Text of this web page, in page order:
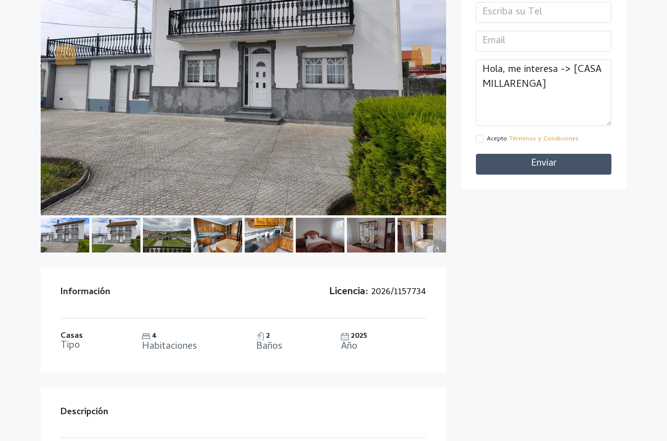
Información Licencia: 2026/1157734
Casas
Tipo
4
Habitaciones
2
Baños
2025
Año
Descripción
Acepto Términos y Condiciones
Enviar